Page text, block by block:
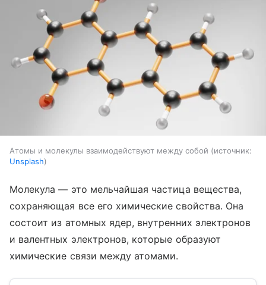
Атомы и молекулы взаимодействуют между собой
источник:
Unsplash
Молекула — это мельчайшая частица вещества,
сохраняющая все его химические свойства. Она
состоит из атомных ядер, внутренних электронов
и валентных электронов, которые образуют
химические связи между атомами.